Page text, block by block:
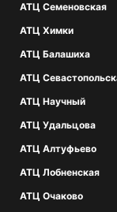
АТЦ Семеновская
АТЦ Химки
АТЦ Балашиха
АТЦ
АТЦ Научный
АТЦ Удальцова
АТЦ Алтуфьево
АТЦ Лобненская
АТЦ Очаково